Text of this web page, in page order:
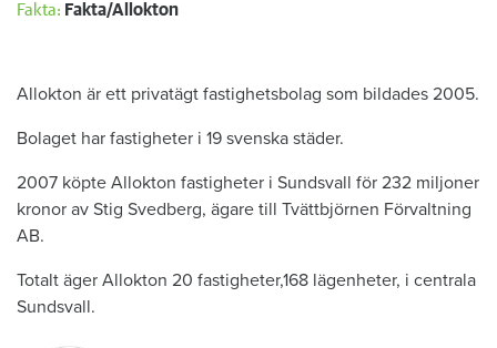
Fakta: Fakta/Allokton
Allokton är ett privatägt fastighetsbolag som bildades 2005.
Bolaget har fastigheter i 19 svenska städer.
2007 köpte Allokton fastigheter i Sundsvall för 232 miljoner
kronor av Stig Svedberg, ägare till Tvättbjörnen Förvaltning
AB.
Totalt äger Allokton 20 fastigheter,168 lägenheter, i centrala
Sundsvall.